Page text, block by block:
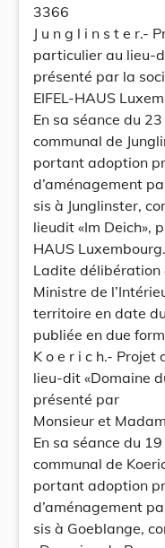
3366
J u n g l i n s t e r.-
particulier au lieu-
présenté par la
EIFEL-HAUS
En sa séance du
communal de
portant adoption
d’aménagement
sis à Junglinster,
lieudit «Im Deich»,
HAUS Luxembourg.
Ladite délibération
Ministre de
territoire en date
publiée en due
K o e r i c h.-
lieu-dit «Domaine
présenté par
Monsieur et
En sa séance du
communal de
portant adoption
d’aménagement
sis à Goeblange,